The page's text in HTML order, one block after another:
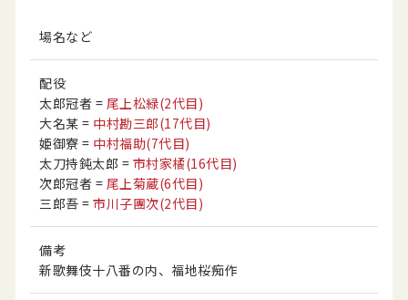
場名など
配役
太郎冠者 = 尾上松緑(2代目)
大名某 = 中村勘三郎(17代目)
姫御寮 = 中村福助(7代目)
太刀持鈍太郎 = 市村家橘(16代目)
次郎冠者 = 尾上菊蔵(6代目)
三郎吾 = 市川子團次(2代目)
備考
新歌舞伎十八番の内、福地桜痴作